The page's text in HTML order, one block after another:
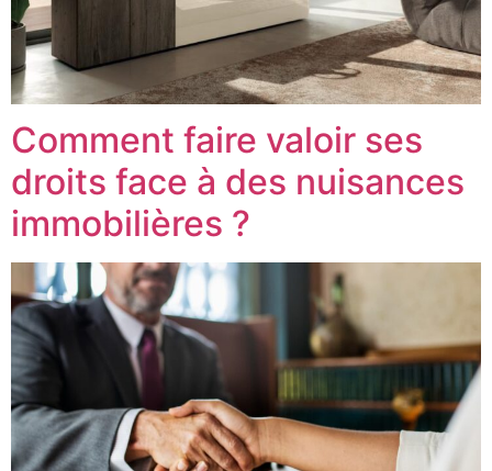
Comment faire valoir ses
droits face à des nuisances
immobilières ?